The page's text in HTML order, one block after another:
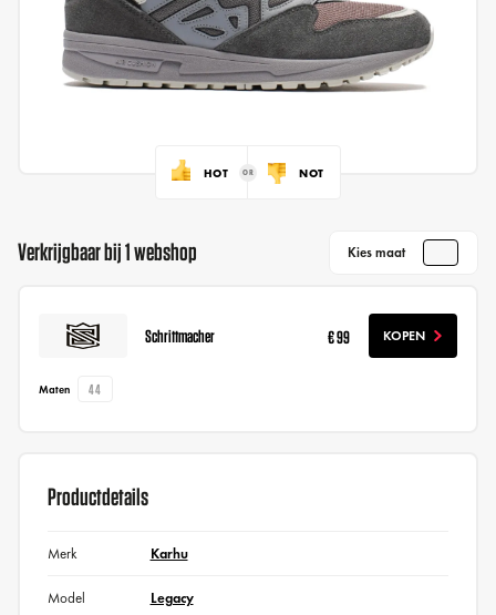
HOT NOT
Verkrijgbaar bij 1 webshop Kies maat
Schrittmacher € 99 KOPEN
Maten 44
Productdetails
Merk Karhu
Model Legacy